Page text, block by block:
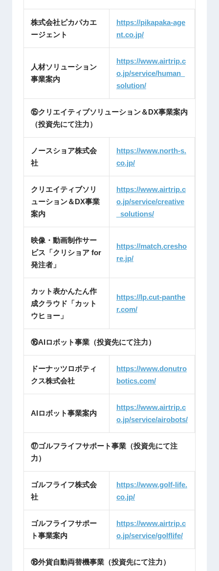
株式会社ピカパカエ
ージェント
https://pikapaka-age
nt.co.jp/
人材ソリューション
事業案内
https://www.airtrip.c
o.jp/service/human_
solution/
⑮クリエイティブソリューション＆DX事業案内
（投資先にて注力）
ノースショア株式会
社
https://www.north-s.
co.jp/
クリエイティブソリ
ューション＆DX事業
案内
https://www.airtrip.c
o.jp/service/creative
_solutions/
映像・動画制作サー
ビス「クリショア for
発注者」
https://match.cresho
re.jp/
カット表かんたん作
成クラウド「カット
ウヒョー」
https://lp.cut-panthe
r.com/
⑯AIロボット事業（投資先にて注力）
ドーナッツロボティ
クス株式会社
https://www.donutro
botics.com/
AIロボット事業案内
https://www.airtrip.c
o.jp/service/airobots/
⑰ゴルフライフサポート事業（投資先にて注
力）
ゴルフライフ株式会
社
https://www.golf-life.
co.jp/
ゴルフライフサポー
ト事業案内
https://www.airtrip.c
o.jp/service/golflife/
⑱外貨自動両替機事業（投資先にて注力）